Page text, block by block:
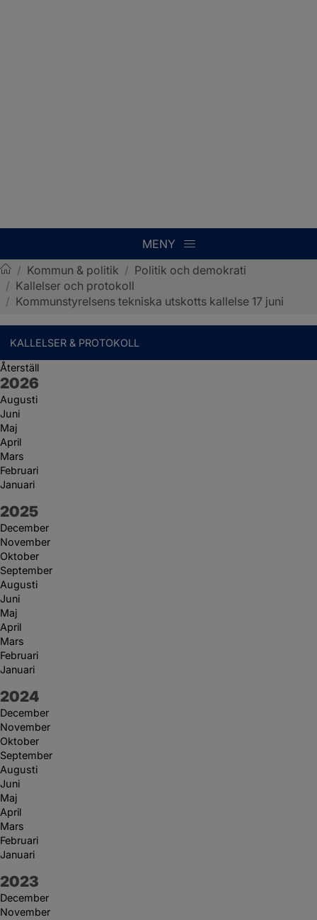
MENY
Sotenäs kommun
/ Kommun & politik / Politik och demokrati
/ Kallelser och protokoll
/ Kommunstyrelsens tekniska utskotts kallelse 17 juni
KALLELSER & PROTOKOLL
Återställ
År:
2026
Augusti
Juni
Maj
April
Mars
Februari
Januari
År:
2025
December
November
Oktober
September
Augusti
Juni
Maj
April
Mars
Februari
Januari
År:
2024
December
November
Oktober
September
Augusti
Juni
Maj
April
Mars
Februari
Januari
År:
2023
December
November